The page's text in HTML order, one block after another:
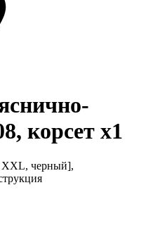
корсет x1
XXL, черный],